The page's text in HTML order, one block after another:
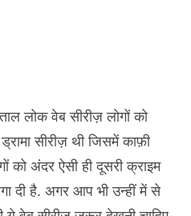
लोक वेब सीरीज़ लोगों को
सीरीज़ थी जिसमें काफ़ी
को अंदर ऐसी ही दूसरी क्राइम
दी है. अगर आप भी उन्हीं में से